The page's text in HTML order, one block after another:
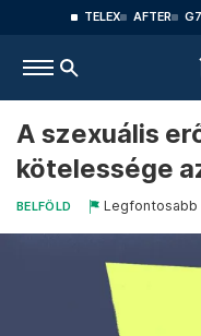
TELEX AFTER G7
A szexuális
kötelessége
BELFÖLD Legfontosabb